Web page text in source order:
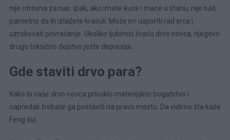
nije otrovna za nas. Ipak, ako imate kuce i mace u stanu, nije baš
pametno da ih izlažete krasuli. Može im usporiti rad srca i
uzrokovati povraćanje. Ukoliko ljubimci žvaću drvo novca, njegovo
drugo toksično dejstvo jeste depresija.
Gde staviti drvo para?
Kako bi vaše drvo novca privuklo materijalno bogatstvo i
napredak trebate ga postaviti na pravo mesto. Da vidimo šta kaže
Feng šui.